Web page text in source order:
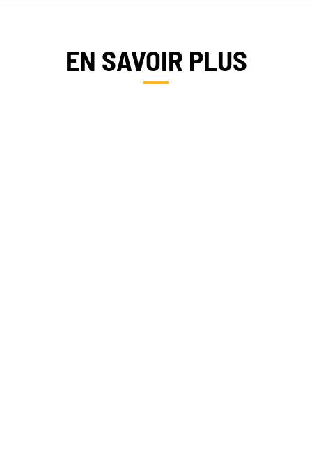
EN SAVOIR PLUS